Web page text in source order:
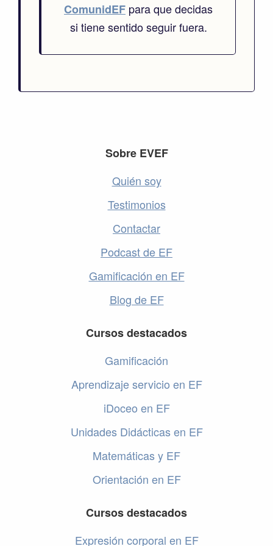
ComunidEF para que decidas
si tiene sentido seguir fuera.
Sobre EVEF
Quién soy
Testimonios
Contactar
Podcast de EF
Gamificación en EF
Blog de EF
Cursos destacados
Gamificación
Aprendizaje servicio en EF
iDoceo en EF
Unidades Didácticas en EF
Matemáticas y EF
Orientación en EF
Cursos destacados
Expresión corporal en EF